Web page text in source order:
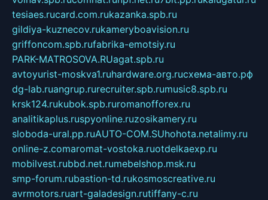
tesiaes.rucard.com.rukazanka.spb.ru
gildiya-kuznecov.rukameryboavision.ru
griffoncom.spb.rufabrika-emotsiy.ru
PARK-MATROSOVA.RUagat.spb.ru
avtoyurist-moskva1.ruhardware.org.ruсхема-авто.рф
dg-lab.ruangrup.rurecruiter.spb.rumusic8.spb.ru
krsk124.rukubok.spb.ruromanofforex.ru
analitikaplus.ruspyonline.ruzosikamery.ru
sloboda-ural.pp.ruAUTO-COM.SUhohota.netalimy.ru
online-z.comaromat-vostoka.ruotdelkaexp.ru
mobilvest.rubbd.net.rumebelshop.msk.ru
smp-forum.rubastion-td.rukosmoscreative.ru
avrmotors.ruart-galadesign.rutiffany-c.ru